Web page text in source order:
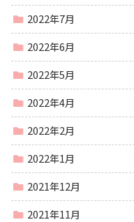
2022年7月
2022年6月
2022年5月
2022年4月
2022年2月
2022年1月
2021年12月
2021年11月